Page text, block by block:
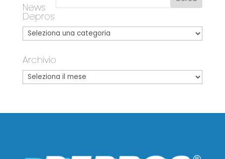
News
Depros
Archivio